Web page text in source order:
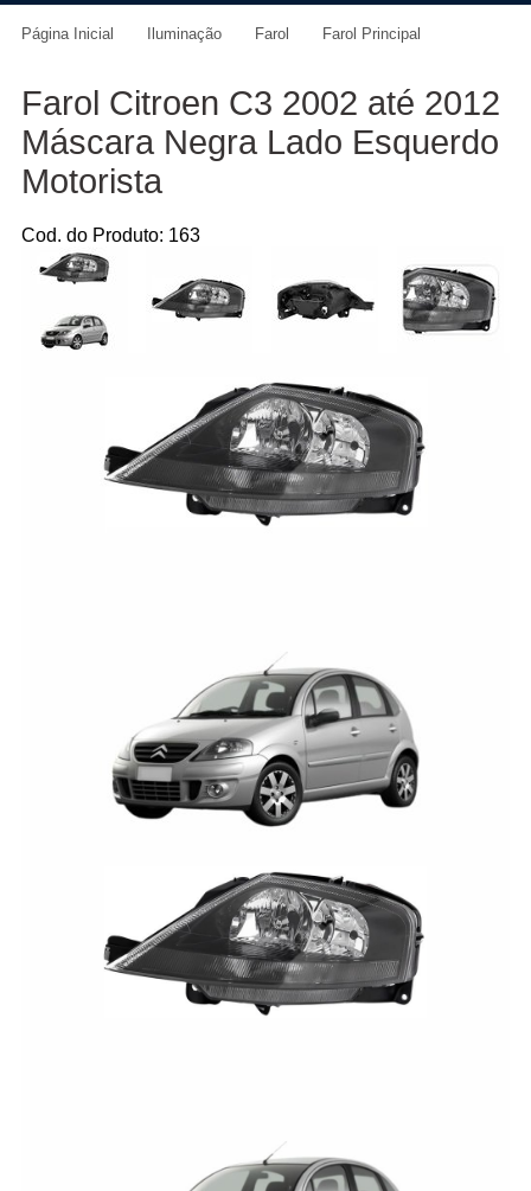
Página Inicial Iluminação Farol Farol Principal
Farol Citroen C3 2002 até 2012
Máscara Negra Lado Esquerdo
Motorista
Cod. do Produto: 163